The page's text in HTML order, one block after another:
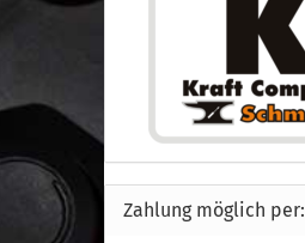
Zahlung möglich per: